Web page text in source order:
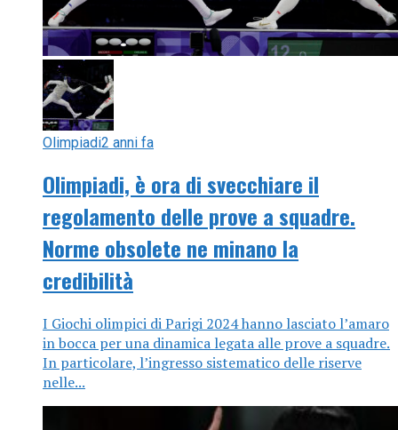
Olimpiadi2 anni fa
Olimpiadi, è ora di svecchiare il
regolamento delle prove a squadre.
Norme obsolete ne minano la
credibilità
I Giochi olimpici di Parigi 2024 hanno lasciato l’amaro
in bocca per una dinamica legata alle prove a squadre.
In particolare, l’ingresso sistematico delle riserve
nelle...